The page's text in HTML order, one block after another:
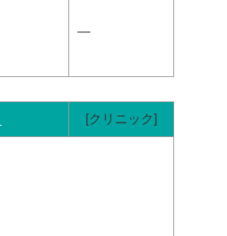
―
[クリニック]